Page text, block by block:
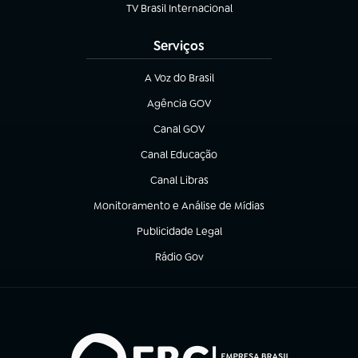
TV Brasil Internacional
(abre em nova aba)
Serviços
A Voz do Brasil
(abre em nova aba)
Agência GOV
(abre em nova aba)
Canal GOV
(abre em nova aba)
Canal Educação
(abre em nova aba)
Canal Libras
(abre em nova aba)
Monitoramento e Análise de Mídias
(abre em nova aba)
Publicidade Legal
(abre em nova aba)
Rádio Gov
(abre em nova aba)